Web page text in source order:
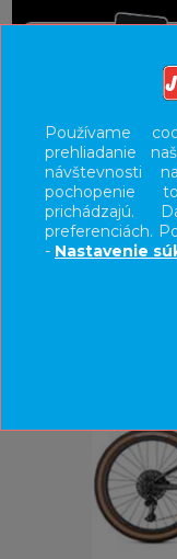
Používame
prehliadanie
návštevnosti
pochopenie
prichádzajú.
preferenciách.
- Nastavenie